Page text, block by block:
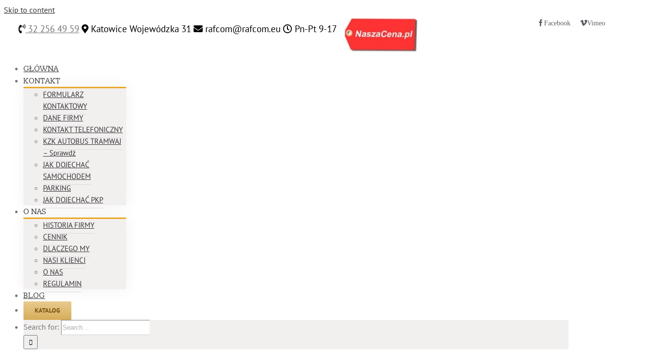
Skip to content
32 256 49 59 Katowice Wojewódzka 31 rafcom@rafcom.eu Pn-Pt 9-17 Facebook Vimeo
GŁÓWNA
KONTAKT
FORMULARZ
KONTAKTOWY
DANE FIRMY
KONTAKT TELEFONICZNY
KZK AUTOBUS TRAMWAJ
– Sprawdź
JAK DOJECHAĆ
SAMOCHODEM
PARKING
JAK DOJECHAĆ PKP
O NAS
HISTORIA FIRMY
CENNIK
DLACZEGO MY
NASI KLIENCI
O NAS
REGULAMIN
BLOG
KATALOG
Search for: